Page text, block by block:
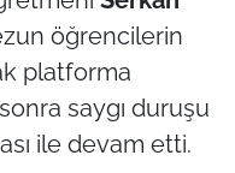
öğrencilerin
platforma
saygı duruşu
ile devam etti.